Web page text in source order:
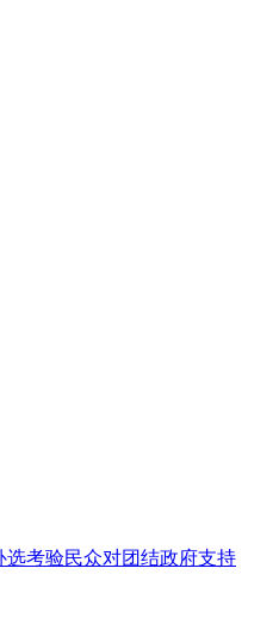
考验民众对团结政府支持